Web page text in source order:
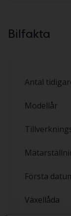
Bilfakta
Antal
Modellår
Första
Växellåda